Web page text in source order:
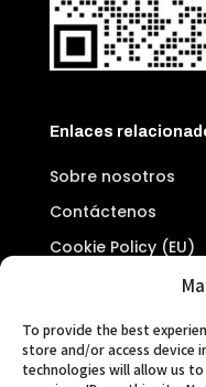
To provide the best
store and/or access device
technologies will allow us
Enlaces
Sobre nosotros
Contáctenos
Cookie Policy (EU)
Proyecto subvencionado
fomento del empleo,